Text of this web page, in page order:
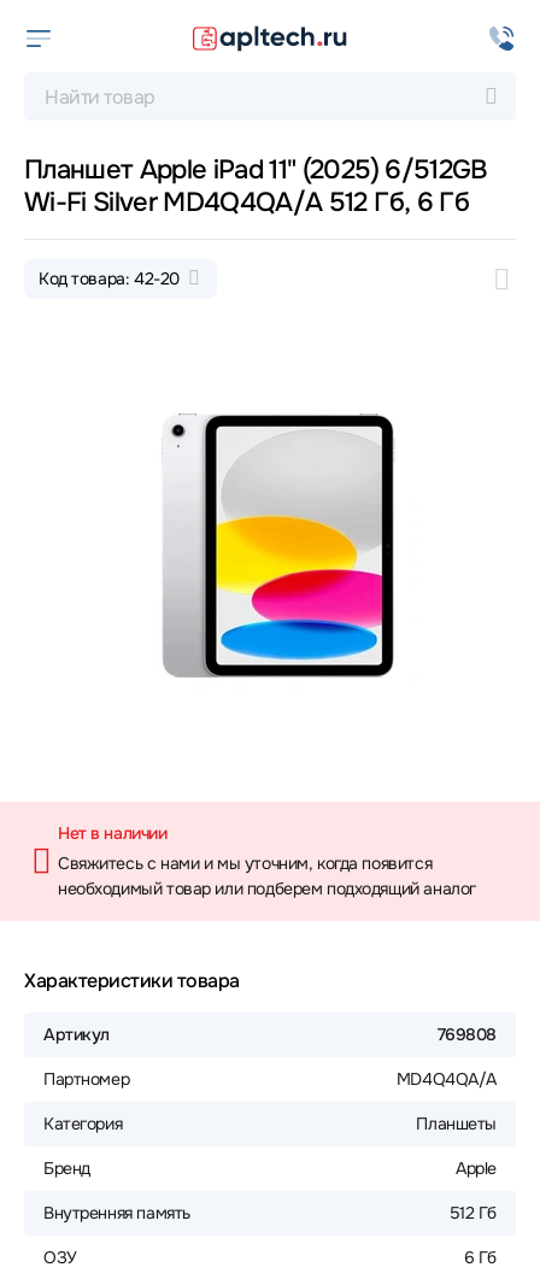
Планшет Apple iPad 11" (2025) 6/512GB
Wi-Fi Silver MD4Q4QA/A 512 Гб, 6 Гб
Код товара: 42-20
Нет в наличии
Свяжитесь с нами и мы уточним, когда появится
необходимый товар или подберем подходящий аналог
Характеристики товара
Артикул 769808
Партномер MD4Q4QA/A
Категория Планшеты
Бренд Apple
Внутренняя память 512 Гб
ОЗУ 6 Гб